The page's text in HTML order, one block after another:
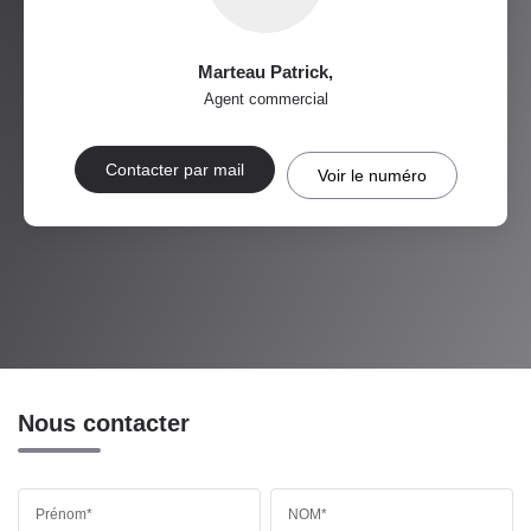
Marteau Patrick,
Agent commercial
Contacter par mail Voir le numéro
Nous contacter
Prénom* NOM*